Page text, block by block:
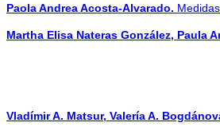
Paola Andrea Acosta-Alvarado.
Martha Elisa Nateras González, Paula
Vladímir A. Matsur, Valería A.